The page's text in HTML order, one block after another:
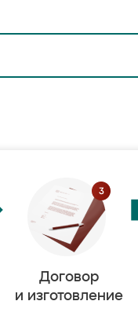
Договор
и изготовление